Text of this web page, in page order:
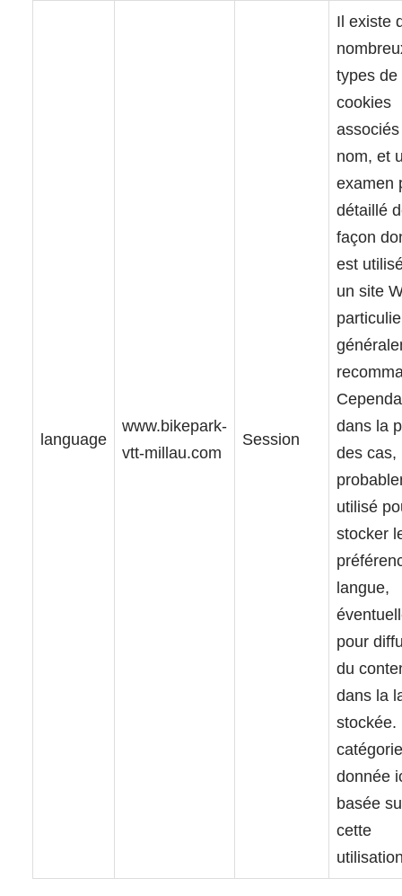
language
www.bikepark-
vtt-millau.com
Session
Il existe
types de
cookies
nom, et
examen
détaillé
façon
est
un site
dans la
des cas,
utilisé
stocker
langue,
pour
du
dans la
stockée.
donnée
basée
cette